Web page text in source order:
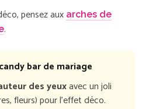
pensez aux arches de
.
bar de mariage
des yeuxavec un joli
fleurs) pour l’effet déco.